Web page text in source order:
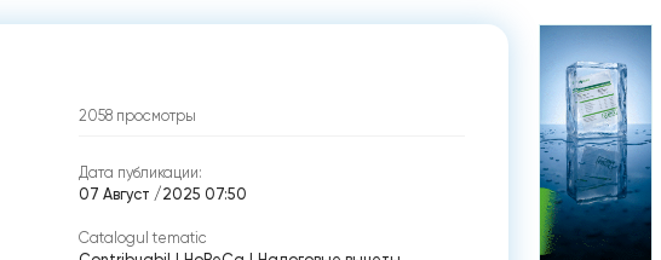
2058 просмотры
Дата публикации:
07 Август /2025 07:50
Catalogul tematic